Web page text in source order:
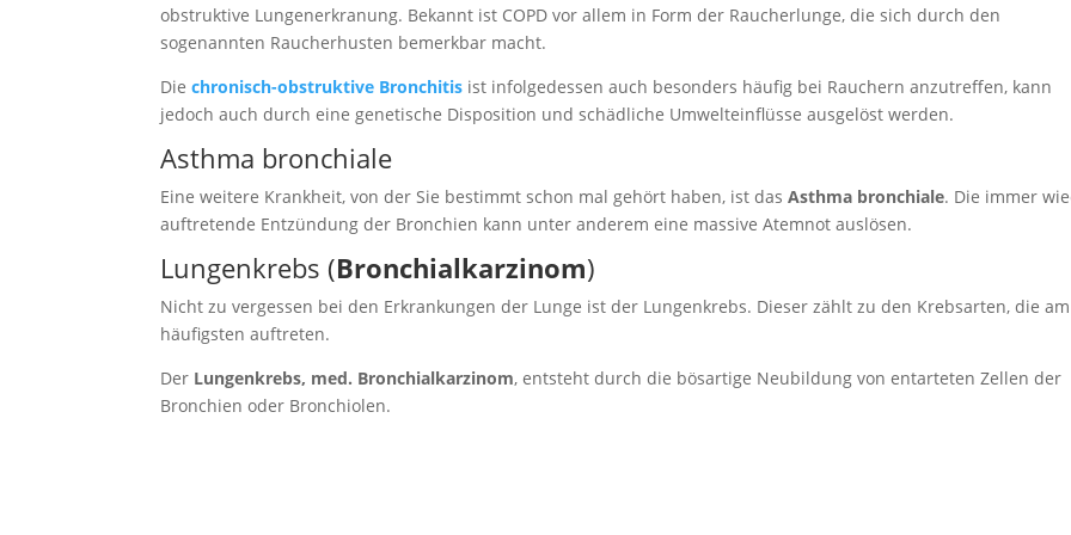
obstruktive Lungenerkranung. Bekannt ist COPD vor allem in Form der Raucherlunge, die sich durch den
sogenannten Raucherhusten bemerkbar macht.
Diechronisch-obstruktive Bronchitis ist infolgedessen auch besonders häufig bei Rauchern anzutreffen, kann
jedoch auch durch eine genetische Disposition und schädliche Umwelteinflüsse ausgelöst werden.
Asthma bronchiale
Eine weitere Krankheit, von der Sie bestimmt schon mal gehört haben, ist dasAsthma bronchiale. Die immer
auftretende Entzündung der Bronchien kann unter anderem eine massive Atemnot auslösen.
Lungenkrebs (Bronchialkarzinom)
Nicht zu vergessen bei den Erkrankungen der Lunge ist der Lungenkrebs. Dieser zählt zu den Krebsarten, die am
häufigsten auftreten.
Der Lungenkrebs, med. Bronchialkarzinom, entsteht durch die bösartige Neubildung von entarteten Zellen der
Bronchien oder Bronchiolen.